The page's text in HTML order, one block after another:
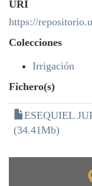
URI
https://
Colecciones
Irrigación
Fichero(s)
ESEQUIEL
(34.41Mb)